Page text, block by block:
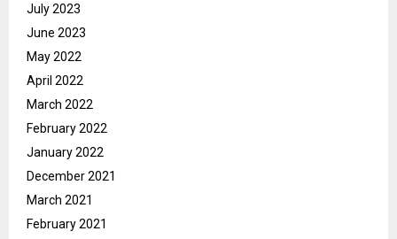
July 2023
June 2023
May 2022
April 2022
March 2022
February 2022
January 2022
December 2021
March 2021
February 2021